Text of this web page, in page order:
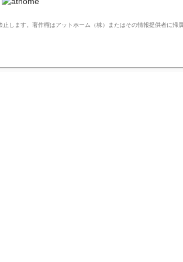
します。著作権はアットホーム（株）またはその情報提供者に帰属